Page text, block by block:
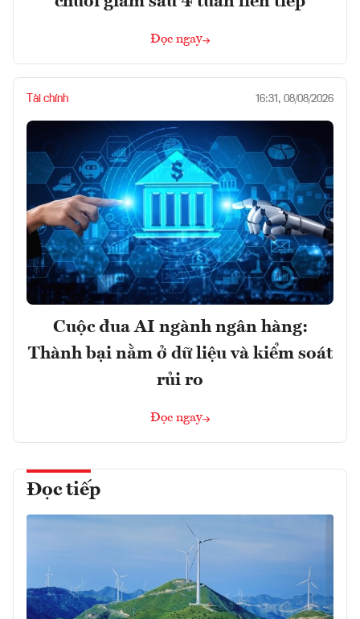
Đọc ngay
Tài chính 16:31, 08/08/2026
Cuộc đua AI ngành ngân hàng:
Thành bại nằm ở dữ liệu và kiểm soát
rủi ro
Đọc ngay
Đọc tiếp